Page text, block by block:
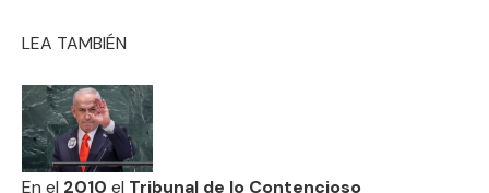
LEA TAMBIÉN
En el 2010 el Tribunal de lo Contencioso